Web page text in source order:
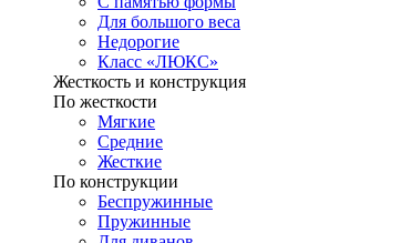
Для большого веса
Недорогие
Класс «ЛЮКС»
Жесткость и конструкция
По жесткости
Мягкие
Средние
Жесткие
По конструкции
Беспружинные
Пружинные